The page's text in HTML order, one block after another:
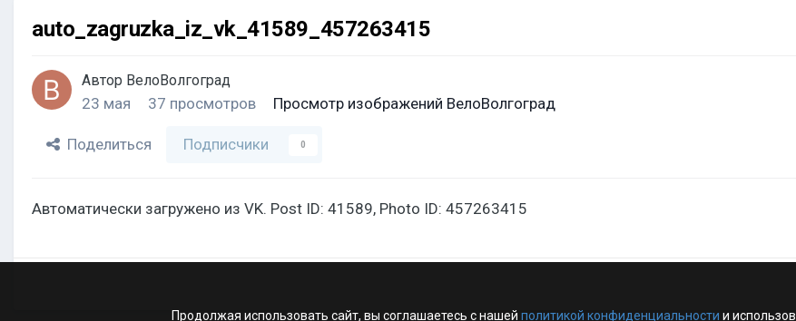
auto_zagruzka_iz_vk_41589_457263415
Автор ВелоВолгоград
23 мая 37 просмотров Просмотр изображений ВелоВолгоград
Поделиться Подписчики 0
Автоматически загружено из VK. Post ID: 41589, Photo ID: 457263415
Продолжая использовать сайт, вы соглашаетесь с нашей политикой конфиденциальности и